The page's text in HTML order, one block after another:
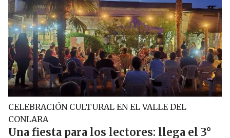
CELEBRACIÓN CULTURAL EN EL VALLE DEL
CONLARA
Una fiesta para los lectores: llega el 3°